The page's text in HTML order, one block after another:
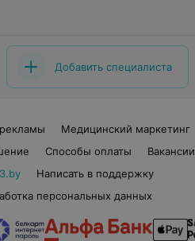
Добавить специалиста
Медицинский маркетинг
Способы оплаты
Вакансии
Написать в поддержку
персональных данных